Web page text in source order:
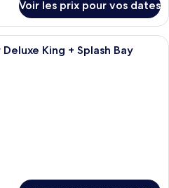
Voir les prix pour vos dates
Une chambre d’hôtel moderne
King + Splash Bay